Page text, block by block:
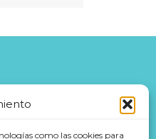
como las cookies para